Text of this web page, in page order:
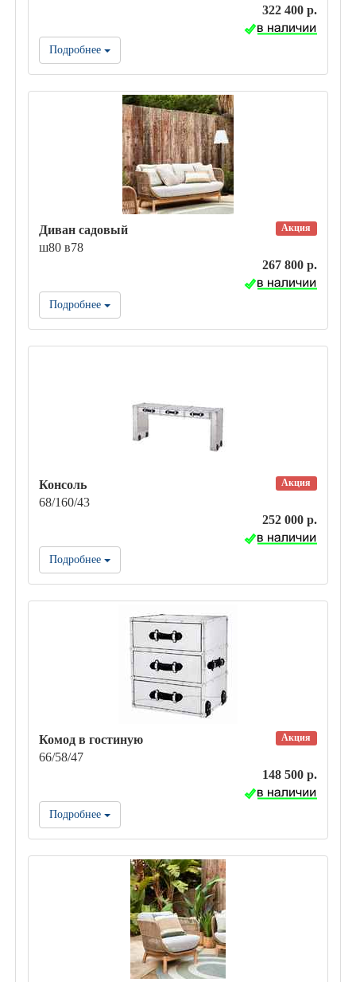
322 400 р.
Подробнее
Акция
Диван садовый
ш80 в78
267 800 р.
Подробнее
Акция
Консоль
68/160/43
252 000 р.
Подробнее
Акция
Комод в гостиную
66/58/47
148 500 р.
Подробнее